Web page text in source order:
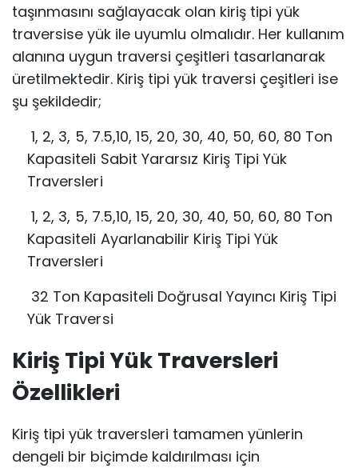
taşınmasını sağlayacak olan kiriş tipi yük
traversise yük ile uyumlu olmalıdır. Her kullanım
alanına uygun traversi çeşitleri tasarlanarak
üretilmektedir. Kiriş tipi yük traversi çeşitleri ise
şu şekildedir;
1, 2, 3, 5, 7.5,10, 15, 20, 30, 40, 50, 60, 80 Ton
Kapasiteli Sabit Yararsız Kiriş Tipi Yük
Traversleri
1, 2, 3, 5, 7.5,10, 15, 20, 30, 40, 50, 60, 80 Ton
Kapasiteli Ayarlanabilir Kiriş Tipi Yük
Traversleri
32 Ton Kapasiteli Doğrusal Yayıncı Kiriş Tipi
Yük Traversi
Kiriş Tipi Yük Traversleri
Özellikleri
Kiriş tipi yük traversleri tamamen yünlerin
dengeli bir biçimde kaldırılması için